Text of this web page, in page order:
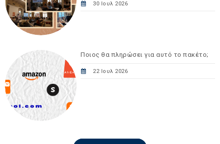
30 Ιουλ 2026
Ποιος θα πληρώσει για αυτό το πακέτο;
22 Ιουλ 2026